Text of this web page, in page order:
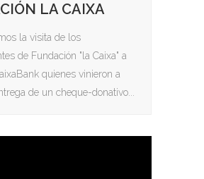
LA CAIXA
la visita de los
de Fundación "la Caixa" a
quienes vinieron a
de un cheque-donativo...